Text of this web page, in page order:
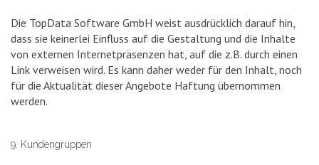
Die TopData Software GmbH weist ausdrücklich darauf hin,
dass sie keinerlei Einfluss auf die Gestaltung und die Inhalte
von externen Internetpräsenzen hat, auf die z.B. durch einen
Link verweisen wird. Es kann daher weder für den Inhalt, noch
für die Aktualität dieser Angebote Haftung übernommen
werden.
9. Kundengruppen